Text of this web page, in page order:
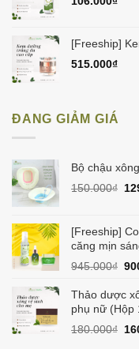
[Freeship]
515.000₫
ĐANG GIẢM GIÁ
Bộ chậu
150.000₫
[Freeship]
căng mịn
945.000₫
là:
Thảo dược
phụ nữ (Hộp
180.000₫